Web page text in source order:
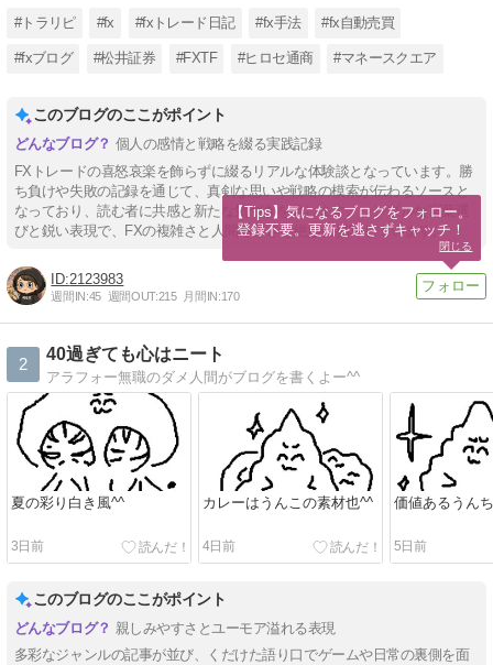
#トラリピ #fx #fxトレード日記 #fx手法 #fx自動売買
#fxブログ #松井証券 #FXTF #ヒロセ通商 #マネースクエア
このブログのここがポイント
個人の感情と戦略を綴る実践記録
FXトレードの喜怒哀楽を飾らずに綴るリアルな体験談となっています。勝
ち負けや失敗の記録を通じて、真剣な思いや戦略の模索が伝わるソースと
なっており、読む者に共感と新たな気づきを促します。シンプルな言葉選
びと鋭い表現で、FXの複雑さと人間らしさを絶妙に描写しています。
2123983
週間IN:45 週間OUT:215 月間IN:170
2
40過ぎても心はニート
アラフォー無職のダメ人間がブログを書くよー^^
夏の彩り白き風^^
3日前
カレーはうんこの素材也^^
4日前
価値あるうん
5日前
このブログのここがポイント
親しみやすさとユーモア溢れる表現
多彩なジャンルの記事が並び、くだけた語り口でゲームや日常の裏側を面
【Tips】気になるブログをフォロー。
登録不要。更新を逃さずキャッチ！
閉じる